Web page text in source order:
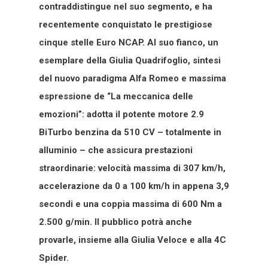
contraddistingue nel suo segmento, e ha
recentemente conquistato le prestigiose
cinque stelle Euro NCAP. Al suo fianco, un
esemplare della Giulia Quadrifoglio, sintesi
del nuovo paradigma Alfa Romeo e massima
espressione de “La meccanica delle
emozioni”: adotta il potente motore 2.9
BiTurbo benzina da 510 CV – totalmente in
alluminio – che assicura prestazioni
straordinarie: velocità massima di 307 km/h,
accelerazione da 0 a 100 km/h in appena 3,9
secondi e una coppia massima di 600 Nm a
2.500 g/min. Il pubblico potrà anche
provarle, insieme alla Giulia Veloce e alla 4C
Spider.